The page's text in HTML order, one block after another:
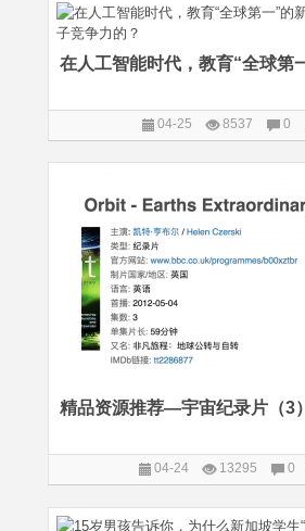
04-25 8537 0
精品资源推荐—宇宙纪录片（3）
04-24 13295 0